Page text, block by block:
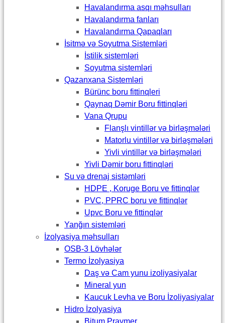
Havalandırma asqı məhsulları
Havalandırma fanları
Havalandırma Qapaqları
İsitmə və Soyutma Sistemləri
İstilik sistemləri
Soyutma sistemləri
Qazanxana Sistemləri
Bürünc boru fittinqleri
Qaynaq Dəmir Boru fittinqləri
Vana Qrupu
Flanşlı vintillər və birləşmələri
Matorlu vintillər və birləşmələri
Yivli vintillər və birləşmələri
Yivli Dəmir boru fittinqləri
Su və drenaj sistəmləri
HDPE , Koruge Boru ve fittinqlər
PVC, PPRC boru ve fittinqlər
Upvc Boru ve fittinqlər
Yanğın sistemləri
İzolyasiya məhsulları
OSB-3 Lövhələr
Termo İzolyasiya
Daş və Cam yunu izoliyasiyalar
Mineral yun
Kaucuk Levha ve Boru İzoliyasiyalar
Hidro İzolyasiya
Bitum Praymer